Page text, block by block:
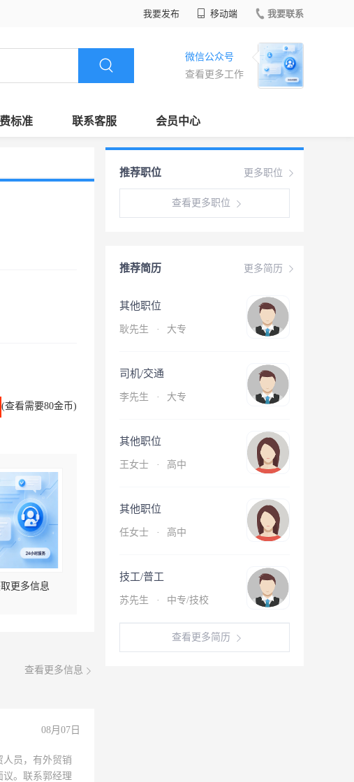
我要发布 移动端 我要联系
微信公众号
查看更多工作
标准 联系客服 会员中心
(查看需要80金币)
更多信息
查看更多信息
08月07日
人员，有外贸销
。联系郭经理
更多职位
推荐职位
查看更多职位
更多简历
推荐简历
其他职位
耿先生 · 大专
司机/交通
李先生 · 大专
其他职位
王女士 · 高中
其他职位
任女士 · 高中
技工/普工
苏先生 · 中专/技校
查看更多简历